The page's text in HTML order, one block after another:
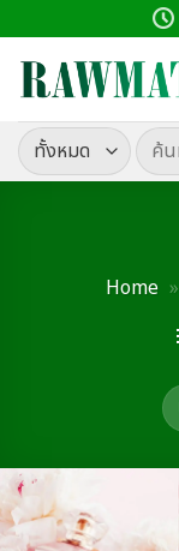
ไป
เนื้อหา
ค้นหา:
Home »